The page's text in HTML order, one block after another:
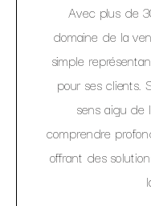
Avec plus de
domaine de la
simple
pour ses clients.
sens aigu de
comprendre
offrant des